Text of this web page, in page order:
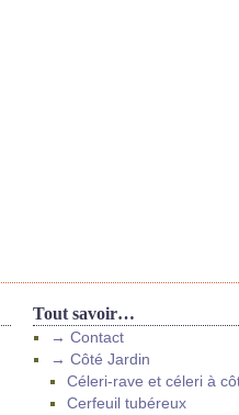
Tout savoir…
→ Contact
→ Côté Jardin
Céleri-rave et céleri à
Cerfeuil tubéreux